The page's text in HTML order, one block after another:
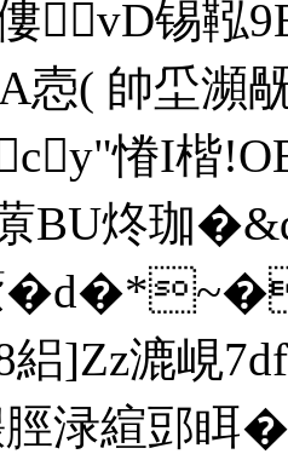
僂vD锡鞃
悫( 帥坕
慻I楷
蒝BU炵珈
]Zz漉峴
 渌縇郖